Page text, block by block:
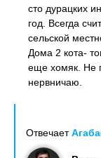
сто дурацких
год. Всегда
сельской
Дома 2 кота-
еще хомяк. Не
нервничаю.
Отвечает